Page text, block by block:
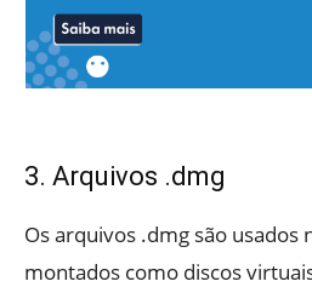
3. Arquivos .dmg
Os arquivos .dmg são usados
montados como discos